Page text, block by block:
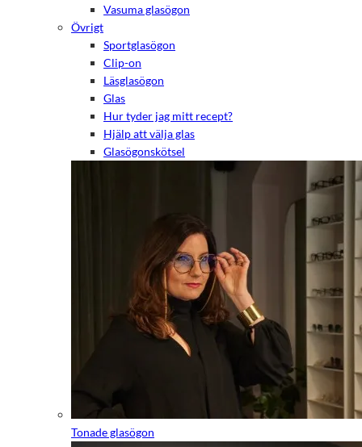
Vasuma glasögon
Övrigt
Sportglasögon
Clip-on
Läsglasögon
Glas
Hur tyder jag mitt recept?
Hjälp att välja glas
Glasögonskötsel
Tonade glasögon